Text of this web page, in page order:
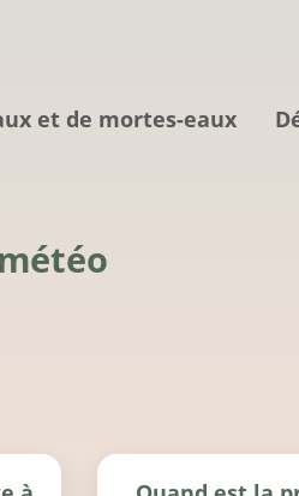
et de mortes-eaux